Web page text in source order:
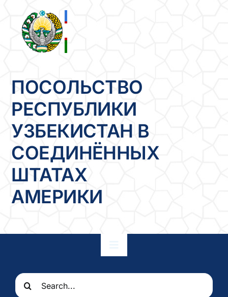
content
ПОСОЛЬСТВО
РЕСПУБЛИКИ
УЗБЕКИСТАН В
СОЕДИНЁННЫХ
ШТАТАХ
АМЕРИКИ
Search
for: